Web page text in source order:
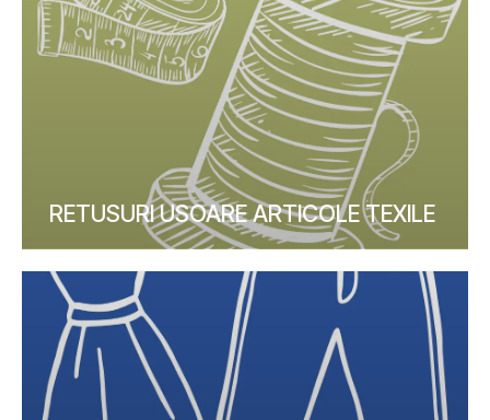
RETUSURI USOARE ARTICOLE TEXILE